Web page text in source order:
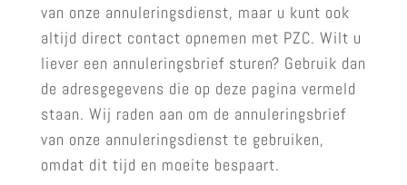
van onze annuleringsdienst, maar u kunt ook
altijd direct contact opnemen met PZC. Wilt u
liever een annuleringsbrief sturen? Gebruik dan
de adresgegevens die op deze pagina vermeld
staan. Wij raden aan om de annuleringsbrief
van onze annuleringsdienst te gebruiken,
omdat dit tijd en moeite bespaart.